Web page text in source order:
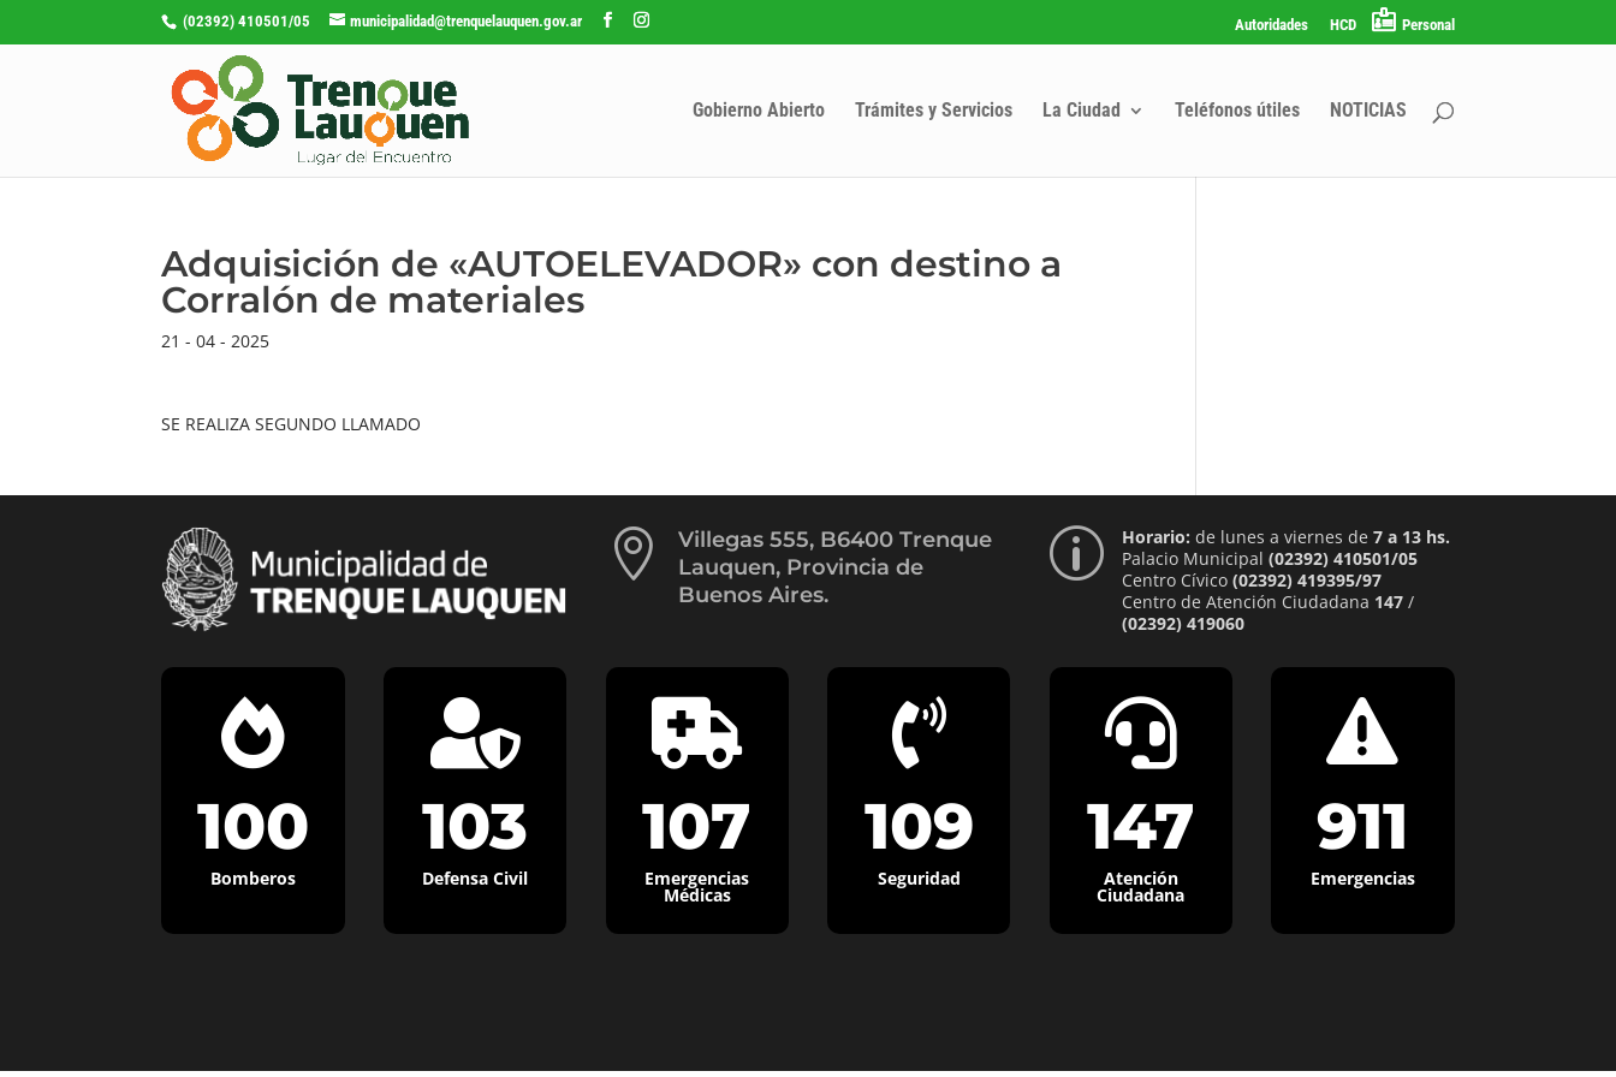
(02392) 410501/05 municipalidad@trenquelauquen.gov.ar Autoridades HCD Personal
Gobierno Abierto Trámites y Servicios La Ciudad Teléfonos útiles NOTICIAS
Adquisición de «AUTOELEVADOR» con destino a
Corralón de materiales
21 - 04 - 2025
SE REALIZA SEGUNDO LLAMADO

Villegas 555, B6400 Trenque
Lauquen, Provincia de
Buenos Aires.
p Horario: de lunes a viernes de 7 a 13 hs.
Palacio Municipal (02392) 410501/05
Centro Cívico (02392) 419395/97
Centro de Atención Ciudadana 147/
(02392) 419060

100
Bomberos

103
Defensa Civil

107
Emergencias
Médicas

109
Seguridad

147
Atención
Ciudadana

911
Emergencias